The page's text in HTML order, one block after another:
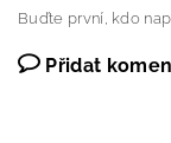
Buďte první, kdo
Přidat